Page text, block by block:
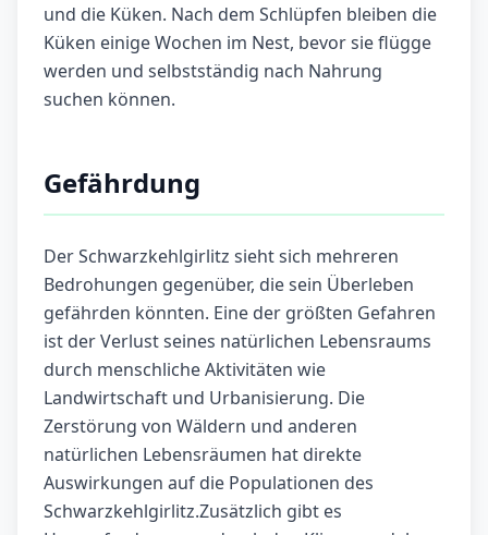
und die Küken. Nach dem Schlüpfen bleiben die
Küken einige Wochen im Nest, bevor sie flügge
werden und selbstständig nach Nahrung
suchen können.
Gefährdung
Der Schwarzkehlgirlitz sieht sich mehreren
Bedrohungen gegenüber, die sein Überleben
gefährden könnten. Eine der größten Gefahren
ist der Verlust seines natürlichen Lebensraums
durch menschliche Aktivitäten wie
Landwirtschaft und Urbanisierung. Die
Zerstörung von Wäldern und anderen
natürlichen Lebensräumen hat direkte
Auswirkungen auf die Populationen des
Schwarzkehlgirlitz.Zusätzlich gibt es